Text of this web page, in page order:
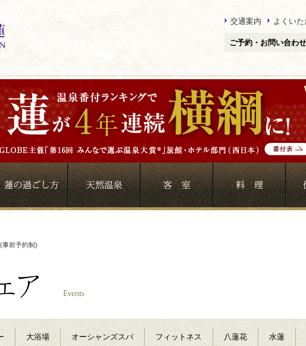
交通案内 よくい
ご予約・お問い合わせ
事前予約制)
大浴場 オーシャンズスパ フィットネス 八蓮花 水蓮